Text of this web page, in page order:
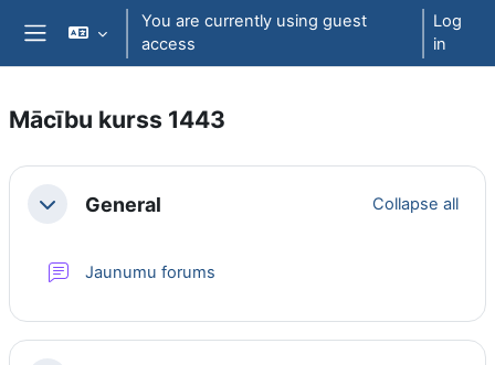
Skip to main content
You are currently using guest
access
Log
in
Mācību kurss 1443
Section outline
CollapseGeneral Collapse all
Jaunumu forums